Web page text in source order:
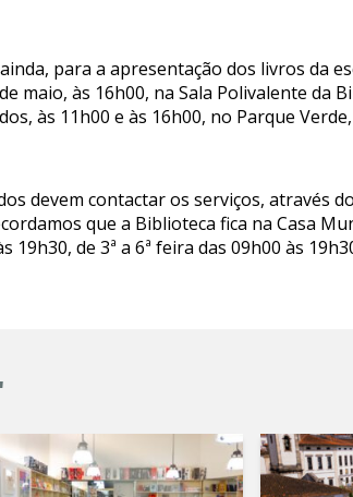
para a apresentação dos livros da
maio, às 16h00, na Sala Polivalente da
às 11h00 e às 16h00, no Parque
devem contactar os serviços, através
que a Biblioteca fica na Casa
19h30, de 3ª a 6ª feira das 09h00 às